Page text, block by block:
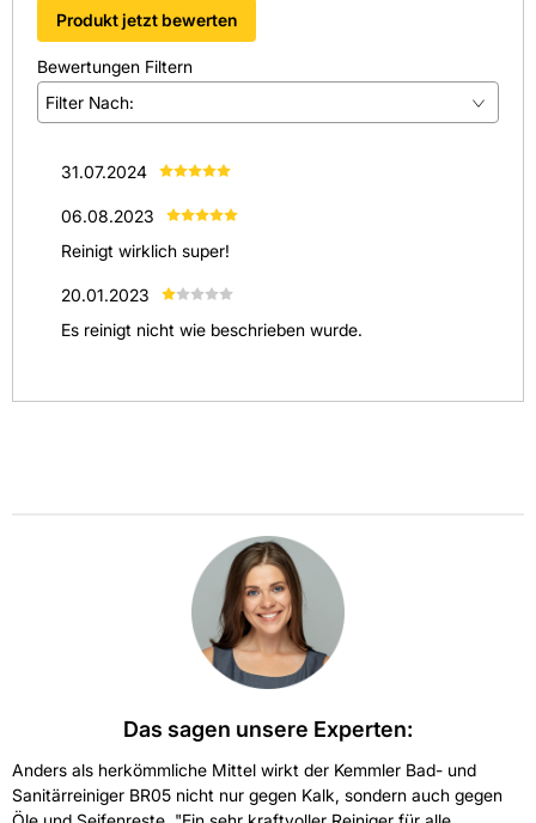
Produkt jetzt bewerten
Bewertungen Filtern
Filter Nach:
Alle anzeigen
31.07.2024
06.08.2023
Reinigt wirklich super!
20.01.2023
Es reinigt nicht wie beschrieben wurde.
Das sagen unsere Experten:
Anders als herkömmliche Mittel wirkt der Kemmler Bad- und
Sanitärreiniger BR05 nicht nur gegen Kalk, sondern auch gegen